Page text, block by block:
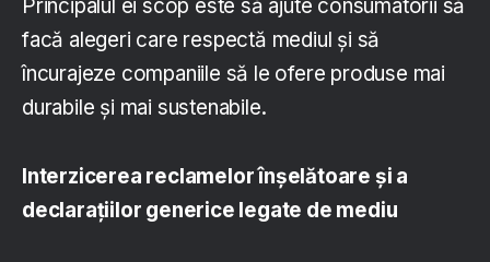
Principalul ei scop este să ajute consumatorii să
facă alegeri care respectă mediul și să
încurajeze companiile să le ofere produse mai
durabile și mai sustenabile.
Interzicerea reclamelor înșelătoare și a
declarațiilor generice legate de mediu